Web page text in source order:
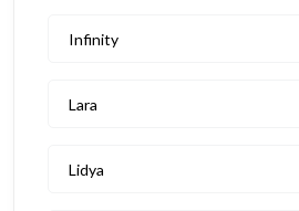
Infinity
Lara
Lidya